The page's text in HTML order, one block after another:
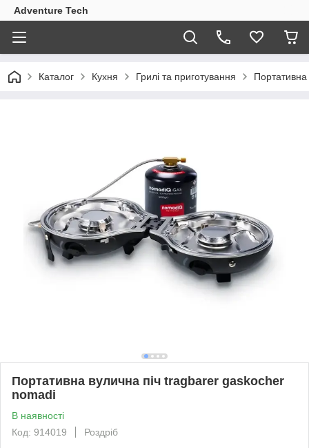
Adventure Tech
Каталог Кухня Грилі та приготування
Портативна вулична піч tragbarer gaskocher
nomadi
В наявності
Код: 914019
Роздріб